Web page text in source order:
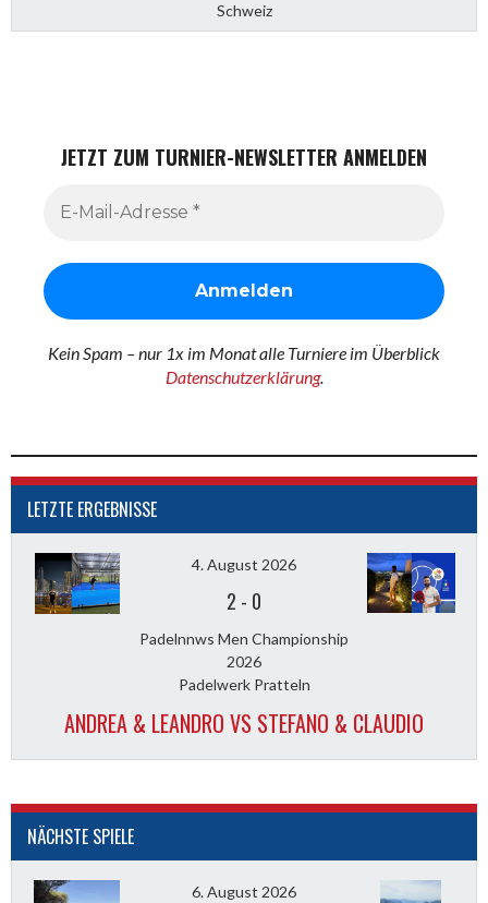
Schweiz
JETZT ZUM TURNIER-NEWSLETTER ANMELDEN
Kein Spam – nur 1x im Monat alle Turniere im Überblick
Datenschutzerklärung.
LETZTE ERGEBNISSE
4. August 2026
2 - 0
Padelnnws Men Championship
2026
Padelwerk Pratteln
ANDREA & LEANDRO VS STEFANO & CLAUDIO
NÄCHSTE SPIELE
6. August 2026